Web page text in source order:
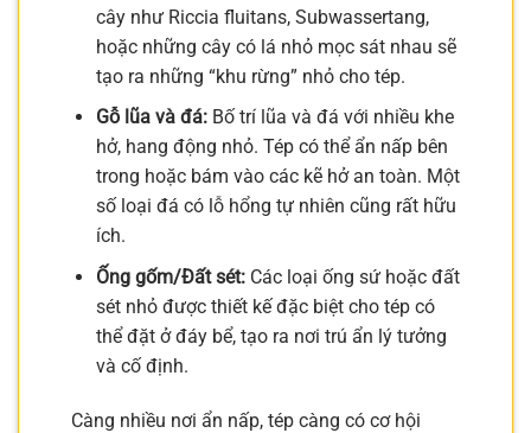
cây như Riccia fluitans, Subwassertang,
hoặc những cây có lá nhỏ mọc sát nhau sẽ
tạo ra những “khu rừng” nhỏ cho tép.
Gỗ lũa và đá:Bố trí lũa và đá với nhiều khe
hở, hang động nhỏ. Tép có thể ẩn nấp bên
trong hoặc bám vào các kẽ hở an toàn. Một
số loại đá có lỗ hổng tự nhiên cũng rất hữu
ích.
Ống gốm/Đất sét:Các loại ống sứ hoặc đất
sét nhỏ được thiết kế đặc biệt cho tép có
thể đặt ở đáy bể, tạo ra nơi trú ẩn lý tưởng
và cố định.
Càng nhiều nơi ẩn nấp, tép càng có cơ hội